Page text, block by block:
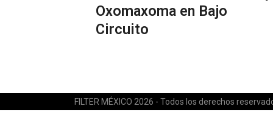
Oxomaxoma en Bajo
Circuito
FILTER MÉXICO 2026 - Todos los derechos